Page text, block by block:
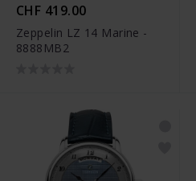
CHF 419.00
Zeppelin LZ 14 Marine -
8888MB2